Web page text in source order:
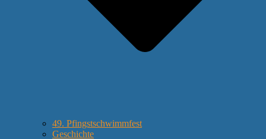
49. Pfingstschwimmfest
Geschichte